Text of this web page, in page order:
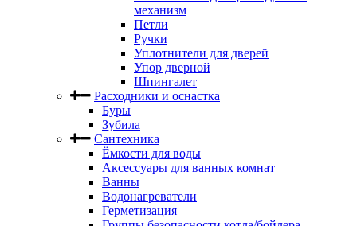
механизм
Петли
Ручки
Уплотнители для дверей
Упор дверной
Шпингалет
Расходники и оснастка
Буры
Зубила
Сантехника
Ёмкости для воды
Аксессуары для ванных комнат
Ванны
Водонагреватели
Герметизация